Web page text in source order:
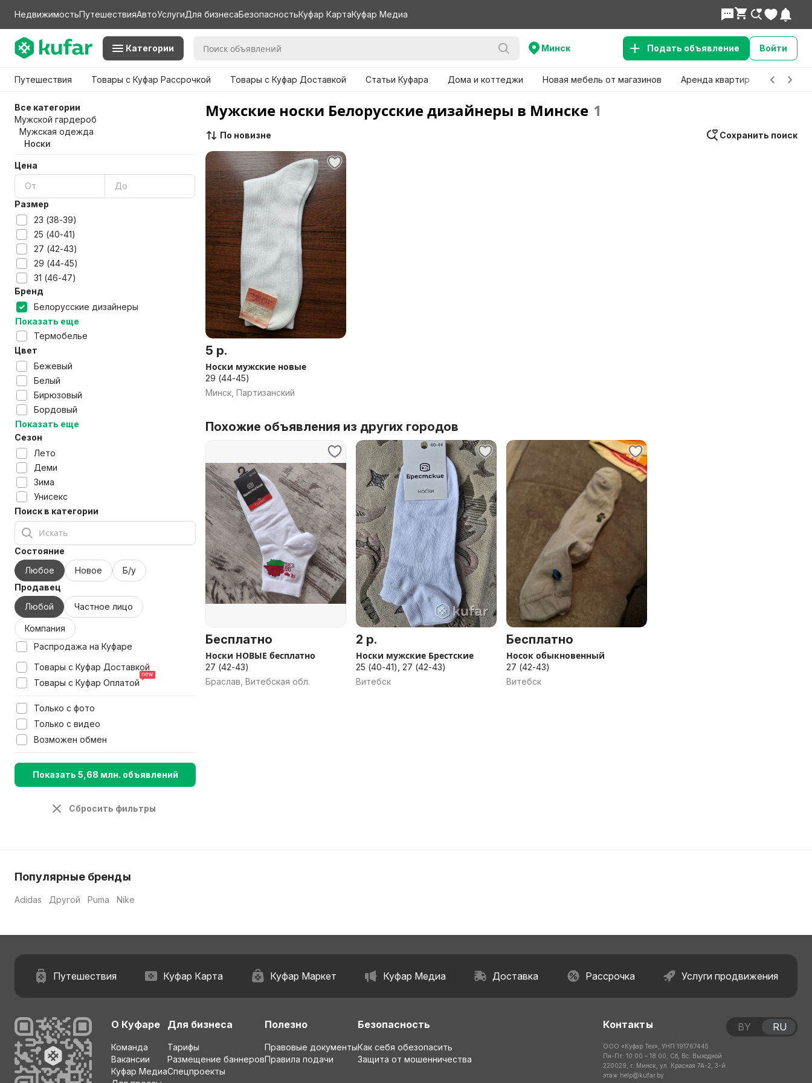
НедвижимостьПутешествияАвтоУслугиДля бизнесаБезопасностьКуфар КартаКуфар Медиа
Категории Минск Подать объявление Войти
Путешествия Товары с Куфар Рассрочкой Товары с Куфар Доставкой Статьи Куфара Дома и коттеджи Новая мебель от магазинов Аренда квартир Детские
Все категории
Мужской гардероб
Мужская одежда
Носки
Цена
Размер
23 (38-39)
25 (40-41)
27 (42-43)
29 (44-45)
31 (46-47)
Бренд
Белорусские дизайнеры
Показать еще
Термобелье
Цвет
Бежевый
Белый
Бирюзовый
Бордовый
Показать еще
Сезон
Лето
Деми
Зима
Унисекс
Поиск в категории
Состояние
Любое
Новое
Б/у
Продавец
Любой
Частное лицо
Компания
Распродажа на Куфаре
Товары с Куфар Доставкой
Товары с Куфар Оплатой
Только с фото
Только с видео
Возможен обмен
Показать 5,68 млн. объявлений
Сбросить фильтры
Мужские носки Белорусские дизайнеры в Минске 1
Сохранить поиск
По новизне
5 р.
Носки мужские новые
29 (44-45)
Минск, Партизанский
Похожие объявления из других городов
Бесплатно
Носки НОВЫЕ бесплатно
27 (42-43)
Браслав, Витебская обл.
2 р.
Носки мужские Брестские
25 (40-41), 27 (42-43)
Витебск
Бесплатно
Носок обыкновенный
27 (42-43)
Витебск
Популярные бренды
Adidas Другой Puma Nike
Путешествия Куфар Карта Куфар Маркет Куфар Медиа Доставка Рассрочка Услуги продвижения
О Куфаре
Команда
Вакансии
Куфар Медиа
Для бизнеса
Тарифы
Размещение баннеров
Спецпроекты
Полезно
Правовые документы
Правила подачи
Безопасность
Как себя обезопасить
Защита от мошенничества
Контакты
ООО «Куфар Тех», УНП 191767445
Пн-Пт: 10:00 – 18:00; Сб, Вс: Выходной
220029, г. Минск, ул. Красная 7А-2, 3-й
этаж help@kufar.by
BY RU